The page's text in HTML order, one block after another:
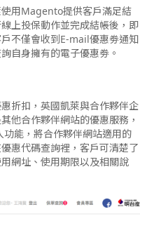
用Magento提供客戶滿足結
上投保動作並完成結帳後，即
不僅會收到E-mail優惠劵通知
自身擁有的電子優惠劵。
折扣，英國凱萊與合作夥伴企
他合作夥伴網站的優惠服務，
能，將合作夥伴網站適用的
惠代碼查詢裡，客戶可清楚了
網址、使用期限以及相關說